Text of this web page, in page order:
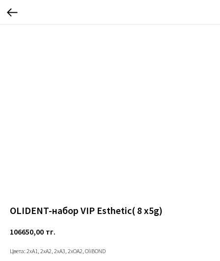
ОLIDENT-набор VIP Esthetic( 8 x5g)
106650,00 тг.
Цвета: 2xA1, 2xA2, 2xA3, 2xOA2, OliBOND